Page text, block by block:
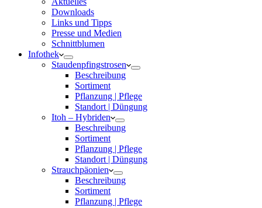
Downloads
Links und Tipps
Presse und Medien
Schnittblumen
Infothek
Staudenpfingstrosen
Beschreibung
Sortiment
Pflanzung | Pflege
Standort | Düngung
Itoh – Hybriden
Beschreibung
Sortiment
Pflanzung | Pflege
Standort | Düngung
Strauchpäonien
Beschreibung
Sortiment
Pflanzung | Pflege